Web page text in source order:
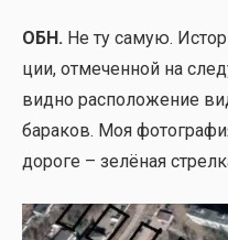
ОБН. Не ту самую.
ции, отме­чен­ной на
вид­но рас­по­ло­же­ние
бара­ков. Моя
доро­ге – зелё­ная